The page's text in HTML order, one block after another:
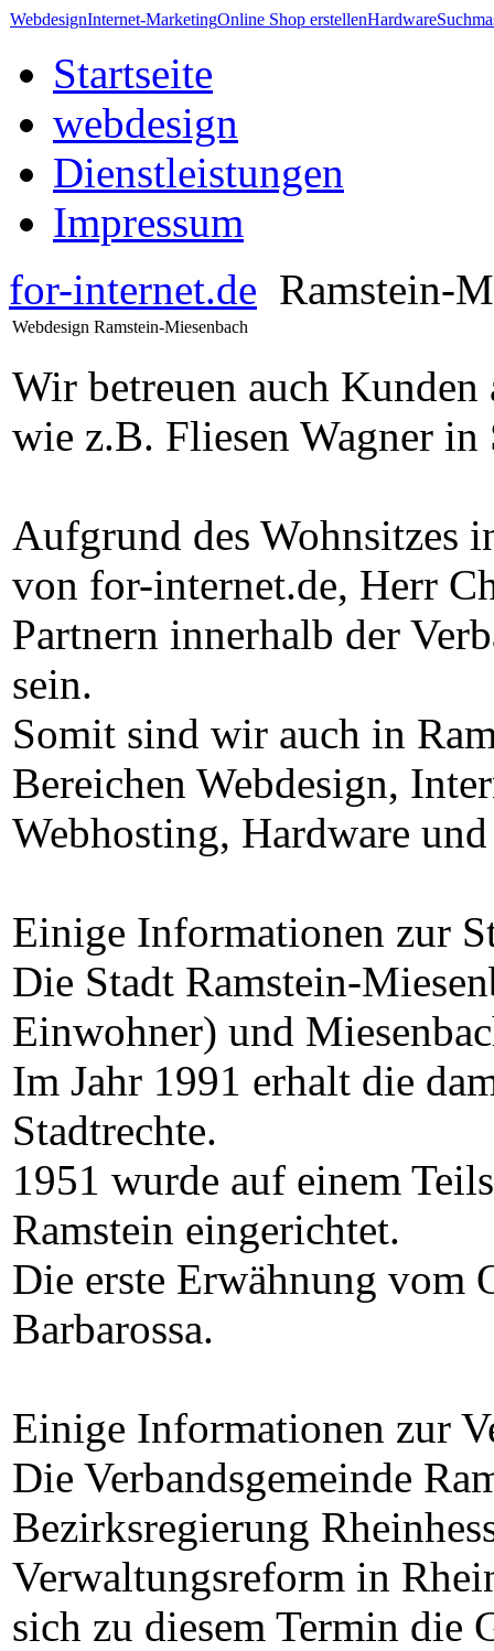
WebdesignInternet-MarketingOnline Shop erstellenHardware
Startseite
webdesign
Dienstleistungen
Impressum
for-internet.de Ramstein-
Webdesign Ramstein-Miesenbach
Wir betreuen auch Kunden
wie z.B. Fliesen Wagner in
Aufgrund des Wohnsitzes
von for-internet.de, Herr
Partnern innerhalb der
sein.
Somit sind wir auch in
Bereichen Webdesign,
Webhosting, Hardware
Einige Informationen zur
Die Stadt Ramstein-
Einwohner) und
Im Jahr 1991 erhalt die
Stadtrechte.
1951 wurde auf einem
Ramstein eingerichtet.
Die erste Erwähnung vom
Barbarossa.
Einige Informationen zur
Die Verbandsgemeinde
Bezirksregierung
Verwaltungsreform in
sich zu diesem Termin die